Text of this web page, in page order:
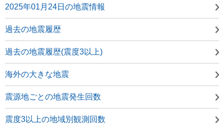
2025年01月24日の地震情報
過去の地震履歴
過去の地震履歴(震度3以上)
海外の大きな地震
震源地ごとの地震発生回数
震度3以上の地域別観測回数